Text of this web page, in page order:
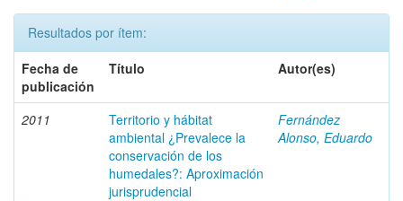
Resultados por ítem:
Fecha de
publicación
Título Autor(es)
2011
Territorio y hábitat
ambiental ¿Prevalece la
conservación de los
humedales?: Aproximación
jurisprudencial
Fernández
Alonso, Eduardo